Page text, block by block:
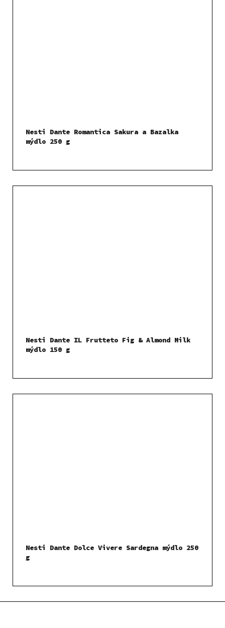
Nesti Dante Romantica Sakura a Bazalka
mýdlo 250 g
Nesti Dante IL Frutteto Fig & Almond Milk
mýdlo 150 g
Nesti Dante Dolce Vivere Sardegna mýdlo 250
g